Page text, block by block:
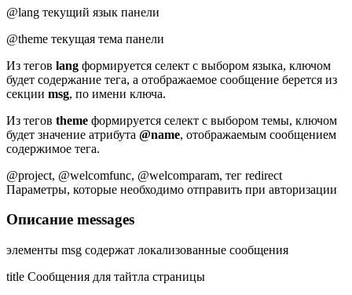
@lang текущий язык панели
@theme текущая тема панели
Из тегов lang формируется селект с выбором языка, ключом
будет содержание тега, а отображаемое сообщение берется из
секции msg, по имени ключа.
Из тегов theme формируется селект с выбором темы, ключом
будет значение атрибута @name, отображаемым сообщением
содержимое тега.
@project, @welcomfunc, @welcomparam, тег redirect
Параметры, которые необходимо отправить при авторизации
Описание messages
элементы msg содержат локализованные сообщения
title Сообщения для тайтла страницы